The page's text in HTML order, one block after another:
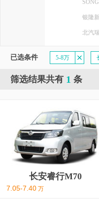
银隆
北汽
已选条件 5-8万
筛选结果共有 1 条
长安睿行M70
7.05-7.40 万